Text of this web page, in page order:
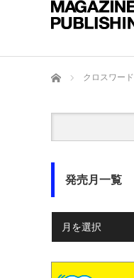
ホーム クロスワード
発売月一覧